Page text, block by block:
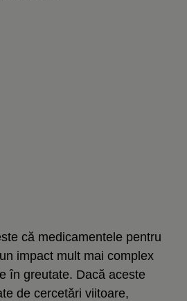
că medicamentele pentru
impact mult mai complex
în greutate. Dacă aceste
de cercetări viitoare,